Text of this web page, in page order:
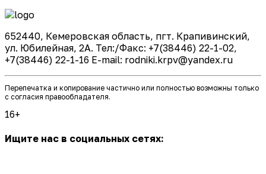
652440, Кемеровская область, пгт. Крапивинский,
ул. Юбилейная, 2А. Тел:/Факс: +7(38446) 22-1-02,
+7(38446) 22-1-16 E-mail: rodniki.krpv@yandex.ru
Перепечатка и копирование частично или полностью возможны только
с согласия правообладателя.
16+
Ищите нас в социальных сетях: